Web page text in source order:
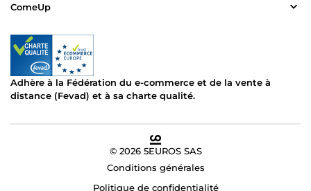
ComeUp
Adhère à la Fédération du e-commerce et de la vente à
distance (Fevad) et à sa charte qualité.
© 2026 5EUROS SAS
Conditions générales
Politique de confidentialité